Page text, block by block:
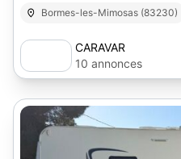
Bormes-les-Mimosas (83230)
CARAVAR
10 annonces